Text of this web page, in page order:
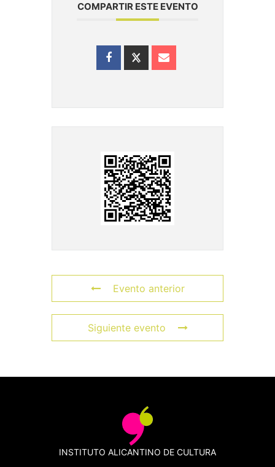
COMPARTIR ESTE EVENTO
Evento anterior
Siguiente evento
INSTITUTO ALICANTINO DE CULTURA